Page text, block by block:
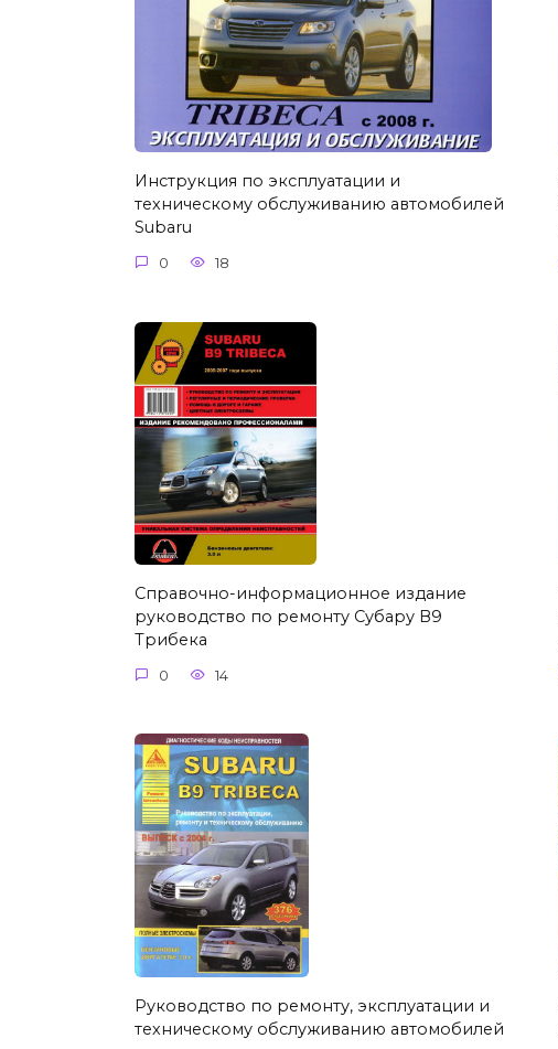
Инструкция по эксплуатации и
техническому обслуживанию автомобилей
Subaru
0 18
Справочно-информационное издание
руководство по ремонту Субару В9
Трибека
0 14
Руководство по ремонту, эксплуатации и
техническому обслуживанию автомобилей